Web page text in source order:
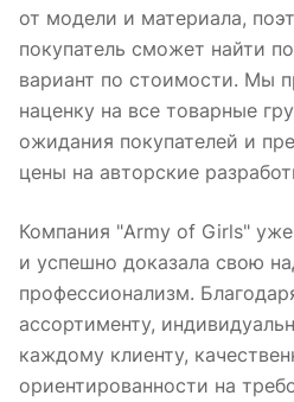
от модели и материала,
покупатель сможет найти
вариант по стоимости. Мы
наценку на все товарные
ожидания покупателей и
цены на авторские
Компания "Army of Girls"
и успешно доказала свою
профессионализм.
ассортименту,
каждому клиенту,
ориентированности на